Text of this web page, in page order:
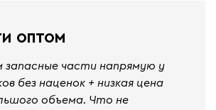
оптом
запасные части напрямую у
без наценок + низкая цена
объема. Что не